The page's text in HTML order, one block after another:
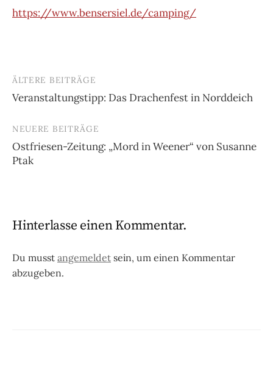
https://www.bensersiel.de/camping/
Beitragsnavigation
ÄLTERE BEITRÄGE
Veranstaltungstipp: Das Drachenfest in Norddeich
NEUERE BEITRÄGE
Ostfriesen-Zeitung: „Mord in Weener“ von Susanne
Ptak
Hinterlasse einen Kommentar.
Du musst angemeldet sein, um einen Kommentar
abzugeben.